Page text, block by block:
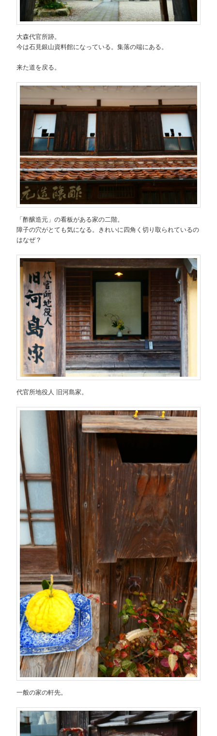
大森代官所跡。
今は石見銀山資料館になっている。集落の端にある。
来た道を戻る。
「酢醸造元」の看板がある家の二階。
障子の穴がとても気になる。きれいに四角く切り取られているの
はなぜ？
代官所地役人 旧河島家。
一般の家の軒先。